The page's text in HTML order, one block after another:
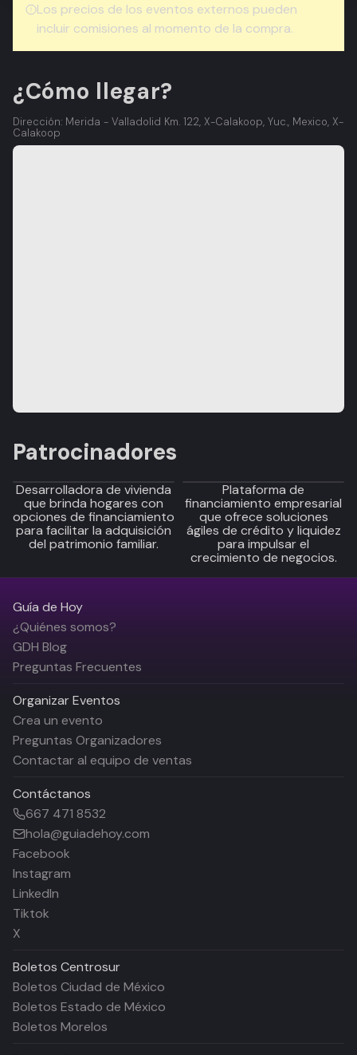
Los precios de los eventos externos pueden
incluir comisiones al momento de la compra.
¿Cómo llegar?
Dirección: Merida - Valladolid Km. 122, X-Calakoop, Yuc., Mexico, X-
Calakoop
Patrocinadores
Desarrolladora de vivienda
que brinda hogares con
opciones de financiamiento
para facilitar la adquisición
del patrimonio familiar.
Plataforma de
financiamiento empresarial
que ofrece soluciones
ágiles de crédito y liquidez
para impulsar el
crecimiento de negocios.
Guía de Hoy
¿Quiénes somos?
GDH Blog
Preguntas Frecuentes
Organizar Eventos
Crea un evento
Preguntas Organizadores
Contactar al equipo de ventas
Contáctanos
667 471 8532
hola@guiadehoy.com
Facebook
Instagram
LinkedIn
Tiktok
X
Boletos Centrosur
Boletos Ciudad de México
Boletos Estado de México
Boletos Morelos